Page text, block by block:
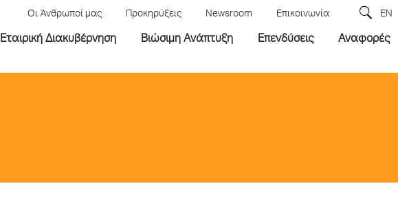
Οι Άνθρωποί μας Προκηρύξεις Newsroom Επικοινωνία EN
Εταιρική Διακυβέρνηση Βιώσιμη Ανάπτυξη Επενδύσεις Αναφορές